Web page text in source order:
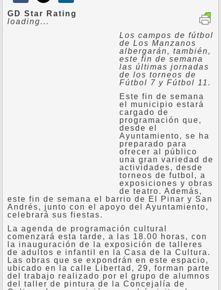
GD Star Rating
loading...
Los campos de fútbol
de Los Manzanos
albergarán, también,
este fin de semana
las últimas jornadas
de los torneos de
Fútbol 7 y Fútbol 11.
Este fin de semana
el municipio estará
cargado de
programación que,
desde el
Ayuntamiento, se ha
preparado para
ofrecer al público
una gran variedad de
actividades, desde
torneos de futbol, a
exposiciones y obras
de teatro. Además,
este fin de semana el barrio de El Pinar y San
Andrés, junto con el apoyo del Ayuntamiento,
celebrará sus fiestas.
La agenda de programación cultural
comenzará esta tarde, a las 18.00 horas, con
la inauguración de la exposición de talleres
de adultos e infantil en la Casa de la Cultura.
Las obras que se expondrán en este espacio,
ubicado en la calle Libertad, 29, forman parte
del trabajo realizado por el grupo de alumnos
del taller de pintura de la Concejalía de